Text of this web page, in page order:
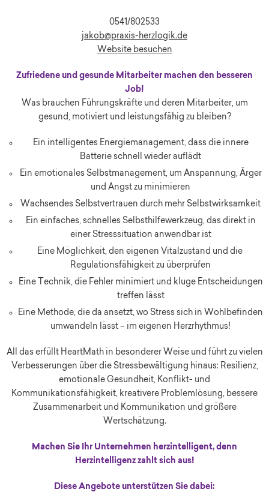
0541/802533
jakob@praxis-herzlogik.de
Website besuchen
Zufriedene und gesunde Mitarbeiter machen den besseren
Job!
Was brauchen Führungskräfte und deren Mitarbeiter, um
gesund, motiviert und leistungsfähig zu bleiben?
Ein intelligentes Energiemanagement, dass die innere
Batterie schnell wieder auflädt
Ein emotionales Selbstmanagement, um Anspannung, Ärger
und Angst zu minimieren
Wachsendes Selbstvertrauen durch mehr Selbstwirksamkeit
Ein einfaches, schnelles Selbsthilfewerkzeug, das direkt in
einer Stresssituation anwendbar ist
Eine Möglichkeit, den eigenen Vitalzustand und die
Regulationsfähigkeit zu überprüfen
Eine Technik, die Fehler minimiert und kluge Entscheidungen
treffen lässt
Eine Methode, die da ansetzt, wo Stress sich in Wohlbefinden
umwandeln lässt – im eigenen Herzrhythmus!
All das erfüllt HeartMath in besonderer Weise und führt zu vielen
Verbesserungen über die Stressbewältigung hinaus: Resilienz,
emotionale Gesundheit, Konflikt- und
Kommunikationsfähigkeit, kreativere Problemlösung, bessere
Zusammenarbeit und Kommunikation und größere
Wertschätzung.
Machen Sie Ihr Unternehmen herzintelligent, denn
Herzintelligenz zahlt sich aus!
Diese Angebote unterstützen Sie dabei: